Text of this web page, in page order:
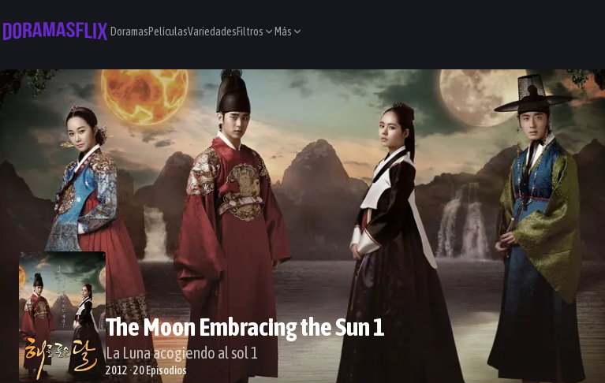
DoramasPelículasVariedadesFiltros Más
The Moon Embracing the Sun 1
La Luna acogiendo al sol 1
2012 · 20 Episodios